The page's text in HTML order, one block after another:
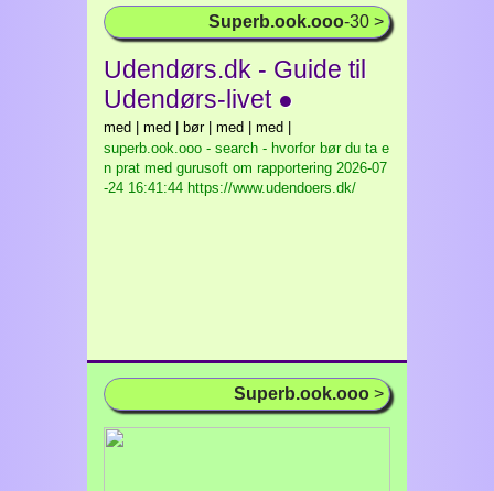
Superb.ook.ooo-30 >
Udendørs.dk - Guide til
Udendørs-livet ●
med | med | bør | med | med |
superb.ook.ooo - search - hvorfor bør du ta e
n prat med gurusoft om rapportering 2026-07
-24 16:41:44 https://www.udendoers.dk/
Superb.ook.ooo >